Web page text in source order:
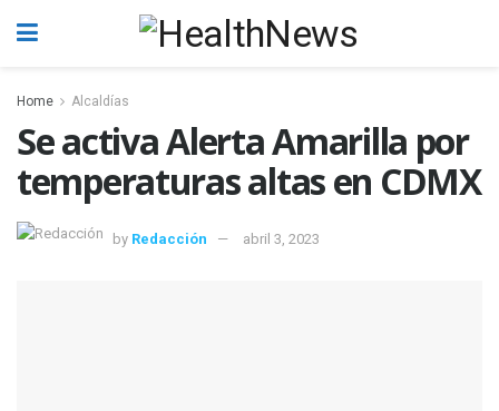
Home Alcaldías
Se activa Alerta Amarilla por
temperaturas altas en CDMX
by Redacción abril 3, 2023